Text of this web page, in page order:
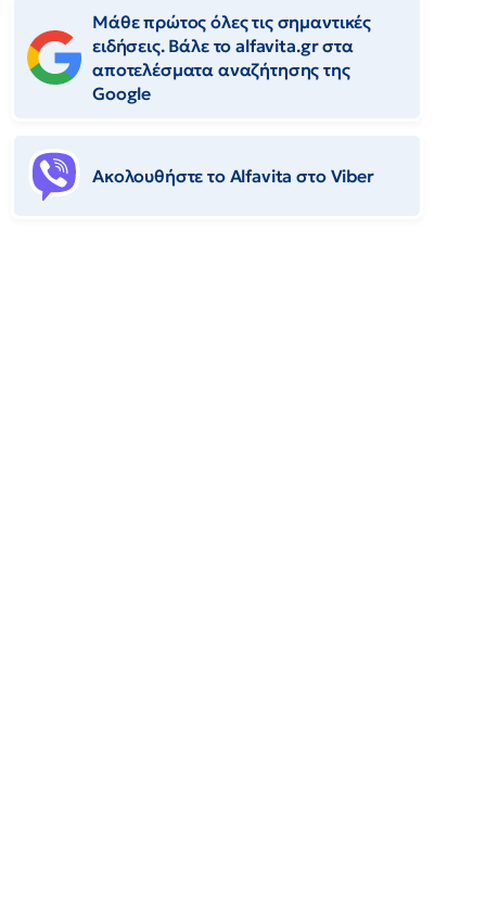
Μάθε πρώτος όλες τις σημαντικές
ειδήσεις. Βάλε το alfavita.gr στα
αποτελέσματα αναζήτησης της
Google
Ακολουθήστε το Αlfavita στο Viber